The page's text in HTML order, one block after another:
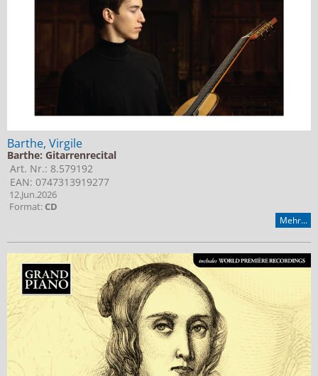
Barthe, Virgile
Barthe: Gitarrenrecital
Art. Nr.: 8.579192
EAN: 0747313919277
12.Jun.2026
Format:CD
Mehr...